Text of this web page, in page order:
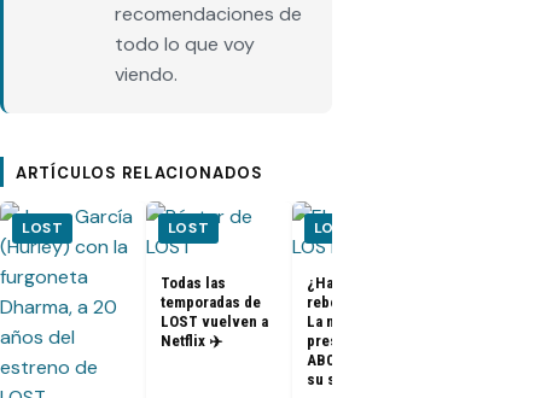
recomendaciones de
todo lo que voy
viendo.
ARTÍCULOS RELACIONADOS
LOST LOST
Todas las
temporadas de
LOST vuelven a
Netflix ✈️
LOST
¿Habrá un
reboot de Lost?
La nueva
presidenta de
ABC dice que es
su sueño